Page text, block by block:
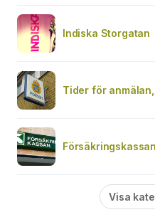
Indiska Storgatan
Tider för
Visa